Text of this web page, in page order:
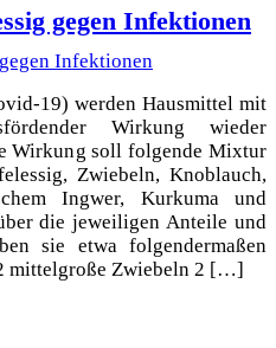
gegen Infektionen
19) werden Hausmittel mit
Wirkung wieder
Wirkung soll folgende Mixtur
Zwiebeln, Knoblauch,
Ingwer, Kurkuma und
die jeweiligen Anteile und
sie etwa folgendermaßen
mittelgroße Zwiebeln 2 […]